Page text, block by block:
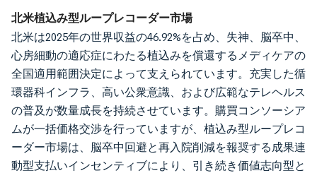
北米植込み型ループレコーダー市場
北米は2025年の世界収益の46.92%を占め、失神、脳卒中、
心房細動の適応症にわたる植込みを償還するメディケアの
全国適用範囲決定によって支えられています。充実した循
環器科インフラ、高い公衆意識、および広範なテレヘルス
の普及が数量成長を持続させています。購買コンソーシア
ムが一括価格交渉を行っていますが、植込み型ループレコ
ーダー市場は、脳卒中回避と再入院削減を報奨する成果連
動型支払いインセンティブにより、引き続き価値志向型と